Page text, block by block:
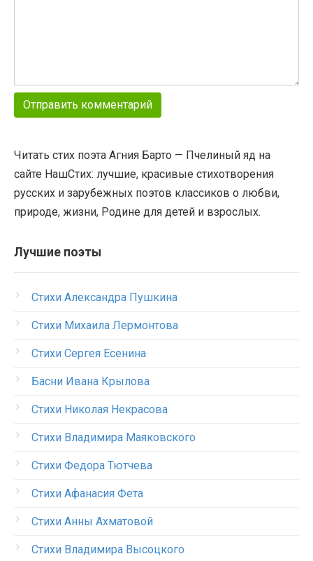
Читать стих поэта Агния Барто — Пчелиный яд на
сайте НашСтих: лучшие, красивые стихотворения
русских и зарубежных поэтов классиков о любви,
природе, жизни, Родине для детей и взрослых.
Лучшие поэты
Стихи Александра Пушкина
Стихи Михаила Лермонтова
Стихи Сергея Есенина
Басни Ивана Крылова
Стихи Николая Некрасова
Стихи Владимира Маяковского
Стихи Федора Тютчева
Стихи Афанасия Фета
Стихи Анны Ахматовой
Стихи Владимира Высоцкого